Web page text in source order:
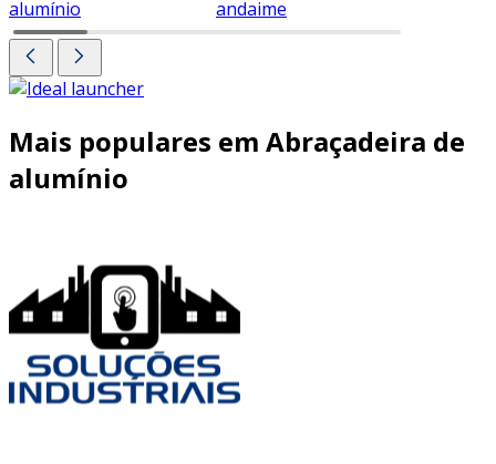
alumínio
andaime
Mais populares em Abraçadeira de
alumínio